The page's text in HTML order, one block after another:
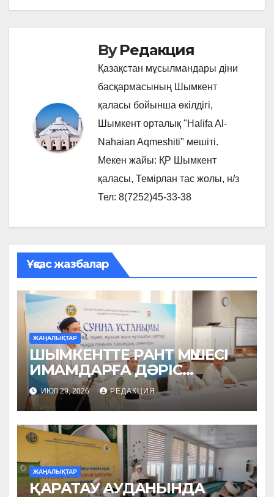
ByРедакция
Қазақстан мұсылмандары діни
басқармасының Шымкент
қаласы бойынша өкілдігі,
Шымкент орталық "Halifa Al-
Nahaian Aqmeshiti" мешіті.
Мекен жайы: ҚР Шымкент
қаласы, Темірлан тас жолы, н/з
Тел: 8(7252)45-33-38
Ұқсас жазбалар
ЖАҢАЛЫҚТАР
ШЫМКЕНТТЕ РАНТ МҮШЕСІ
ИМАМДАРҒА ДӘРІС
ОҚЫДЫ
ИЮЛ 29, 2026 РЕДАКЦИЯ
ЖАҢАЛЫҚТАР
ҚАРАТАУ АУДАНЫНДА